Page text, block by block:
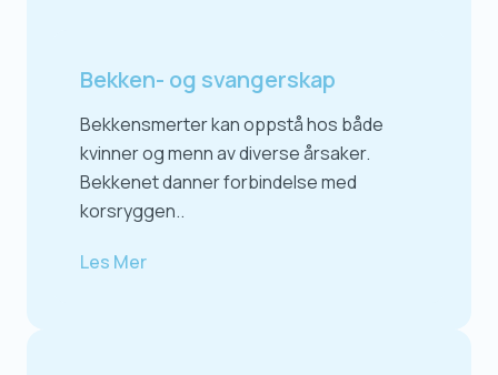
Bekken- og svangerskap
Bekkensmerter kan oppstå hos både
kvinner og menn av diverse årsaker.
Bekkenet danner forbindelse med
korsryggen..
Les Mer